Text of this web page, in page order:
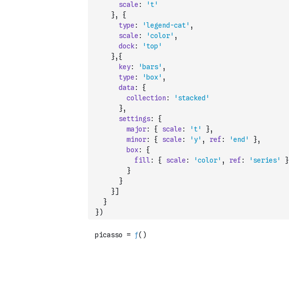
scale :
't'
},
{
type : 'legend-cat' ,
scale : 'color' ,
dock:
'top'
}, {
key: 'bars' ,
type : 'box' ,
data :
{
collection :
'stacked'
},
settings:
{
major: { scale : 't' },
minor: { scale : 'y' , ref : 'end' },
box:
{
fill : { scale : 'color' , ref : 'series'
}
}
}
}]
}
})